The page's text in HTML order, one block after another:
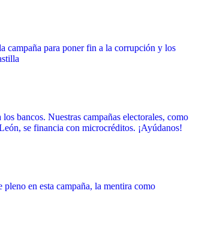
campaña para poner fin a la corrupción y los
los bancos. Nuestras campañas electorales, como
se financia con microcréditos. ¡Ayúdanos!
pleno en esta campaña, la mentira como